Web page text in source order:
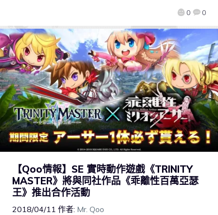
0 0
【Qoo情報】SE 實時動作遊戲《TRINITY
MASTER》將與同社作品《乖離性百萬亞瑟
王》推出合作活動
2018/04/11 作者: Mr. Qoo